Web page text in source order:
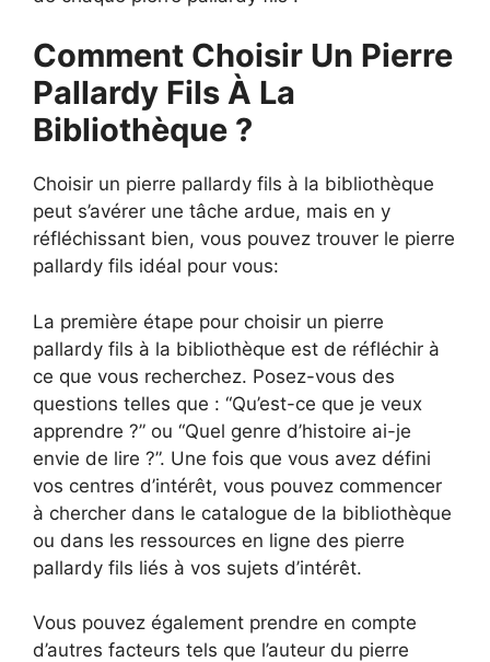
Comment Choisir Un Pierre
Pallardy Fils À La
Bibliothèque ?
Choisir un pierre pallardy fils à la bibliothèque
peut s’avérer une tâche ardue, mais en y
réfléchissant bien, vous pouvez trouver le pierre
pallardy fils idéal pour vous:
La première étape pour choisir un pierre
pallardy fils à la bibliothèque est de réfléchir à
ce que vous recherchez. Posez-vous des
questions telles que : “Qu’est-ce que je veux
apprendre ?” ou “Quel genre d’histoire ai-je
envie de lire ?”. Une fois que vous avez défini
vos centres d’intérêt, vous pouvez commencer
à chercher dans le catalogue de la bibliothèque
ou dans les ressources en ligne des pierre
pallardy fils liés à vos sujets d’intérêt.
Vous pouvez également prendre en compte
d’autres facteurs tels que l’auteur du pierre